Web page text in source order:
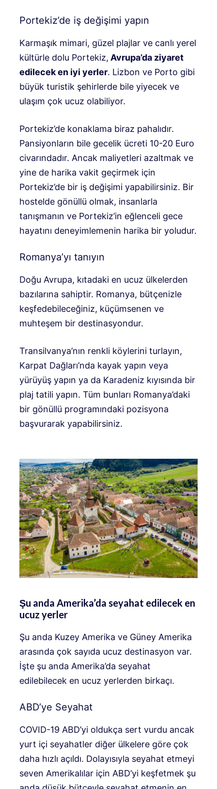
Portekiz’de iş değişimi yapın
Karmaşık mimari, güzel plajlar ve canlı yerel
kültürle dolu Portekiz, Avrupa’da ziyaret
edilecek en iyi yerler. Lizbon ve Porto gibi
büyük turistik şehirlerde bile yiyecek ve
ulaşım çok ucuz olabiliyor.
Portekiz’de konaklama biraz pahalıdır.
Pansiyonların bile gecelik ücreti 10-20 Euro
civarındadır. Ancak maliyetleri azaltmak ve
yine de harika vakit geçirmek için
Portekiz’de bir iş değişimi yapabilirsiniz. Bir
hostelde gönüllü olmak, insanlarla
tanışmanın ve Portekiz’in eğlenceli gece
hayatını deneyimlemenin harika bir yoludur.
Romanya’yı tanıyın
Doğu Avrupa, kıtadaki en ucuz ülkelerden
bazılarına sahiptir. Romanya, bütçenizle
keşfedebileceğiniz, küçümsenen ve
muhteşem bir destinasyondur.
Transilvanya’nın renkli köylerini turlayın,
Karpat Dağları’nda kayak yapın veya
yürüyüş yapın ya da Karadeniz kıyısında bir
plaj tatili yapın. Tüm bunları Romanya’daki
bir gönüllü programındaki pozisyona
başvurarak yapabilirsiniz.
Şu anda Amerika’da seyahat edilecek en
ucuz yerler
Şu anda Kuzey Amerika ve Güney Amerika
arasında çok sayıda ucuz destinasyon var.
İşte şu anda Amerika’da seyahat
edilebilecek en ucuz yerlerden birkaçı.
ABD’ye Seyahat
COVID-19 ABD’yi oldukça sert vurdu ancak
yurt içi seyahatler diğer ülkelere göre çok
daha hızlı açıldı. Dolayısıyla seyahat etmeyi
seven Amerikalılar için ABD’yi keşfetmek şu